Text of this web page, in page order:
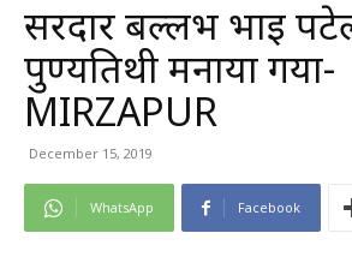
सरदार बल्लभ भाई
पुण्यतिथी मनाया गया-
MIRZAPUR
December 15, 2019
WhatsApp Facebook